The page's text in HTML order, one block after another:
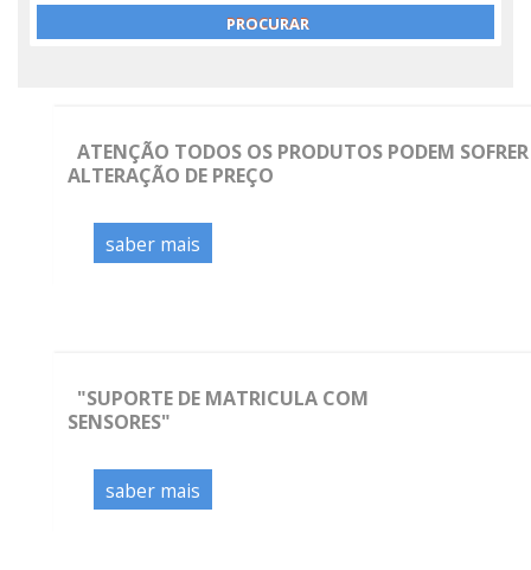
ATENÇÃO TODOS OS PRODUTOS PODEM SOFRER
ALTERAÇÃO DE PREÇO
saber mais
"SUPORTE DE MATRICULA COM
SENSORES"
saber mais